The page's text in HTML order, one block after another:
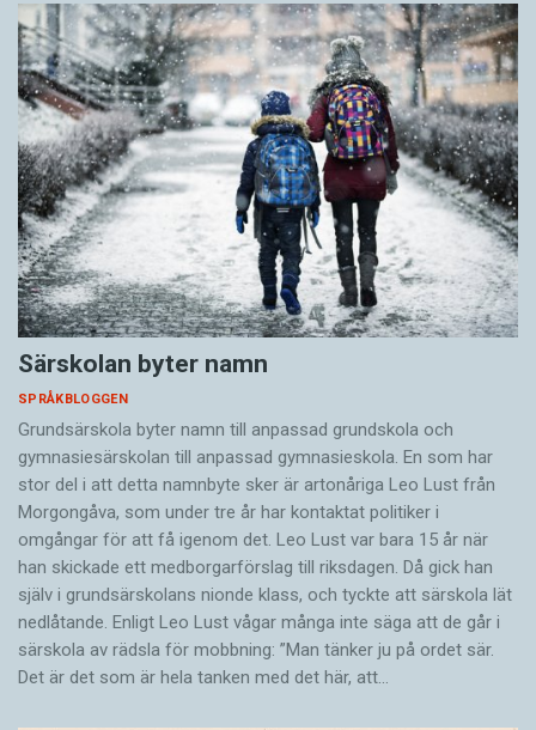
Särskolan byter namn
SPRÅKBLOGGEN
Grundsärskola byter namn till anpassad grundskola och
gymnasiesärskolan till anpassad gymnasieskola. En som har
stor del i att detta namnbyte sker är artonåriga Leo Lust från
Morgongåva, som under tre år har kontaktat politiker i
omgångar för att få igenom det. Leo Lust var bara 15 år när
han skickade ett medborgarförslag till riksdagen. Då gick han
själv i grundsärskolans nionde klass, och tyckte att särskola lät
nedlåtande. Enligt Leo Lust vågar många inte säga att de går i
särskola av rädsla för mobbning: ”Man tänker ju på ordet sär.
Det är det som är hela tanken med det här, att…